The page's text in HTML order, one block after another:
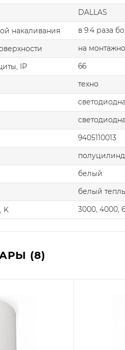
DALLAS
накаливания
в 9.4 раза
на
IP
66
техно
9405110013
белый
белый
K
3000, 4000,
(8)